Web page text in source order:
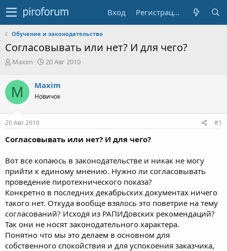
Вход Регистрация
Обучение и законодательство
Согласовывать или нет? И для чего?
А
т
о
р
т
е
м
Maxim
Д
а
н
ч
а
20 Авг 2010
M Maxim
Новичок
20 Авг 2010 #1
Согласовывать или нет? И для чего?
Вот все копаюсь в законодательстве и никак не могу
прийти к единому мнению. Нужно ли согласовывать
проведение пиротехнического показа?
Конкретно в последних декабрьских документах ничего
такого нет. Откуда вообще взялось это поветрие на тему
согласований? Исходя из РАПИДовских рекомендаций?
Так они не носят законодательного характера.
Понятно что мы это делаем в основном для
собственного спокойствия и для успокоения заказчика,